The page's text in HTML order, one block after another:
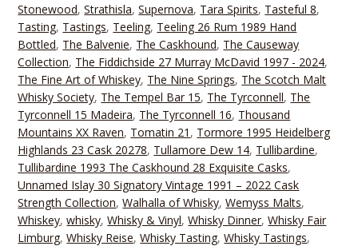
Stonewood,Strathisla,Supernova, Tara Spirits, Tasteful 8,
Tasting, Tastings, Teeling, Teeling 26 Rum 1989 Hand
Bottled, The Balvenie, The Caskhound, The Causeway
Collection, The Fiddichside 27 Murray McDavid 1997 - 2024,
The Fine Art of Whiskey, The Nine Springs, The Scotch Malt
Whisky Society, The Tempel Bar 15, The Tyrconnell, The
Tyrconnell 15 Madeira, The Tyrconnell 16, Thousand
Mountains XX Raven, Tomatin 21 , Tormore 1995 Heidelberg
Highlands 23 Cask 20278, Tullamore Dew 14, Tullibardine,
Tullibardine 1993 The Caskhound 28 Exquisite Casks,
Unnamed Islay 30 Signatory Vintage 1991 – 2022 Cask
Strength Collection,Walhalla of Whisky,Wemyss Malts,
Whiskey,whisky,Whisky & Vinyl,Whisky Dinner,Whisky Fair
Limburg,Whisky Reise,Whisky Tasting,Whisky Tastings,